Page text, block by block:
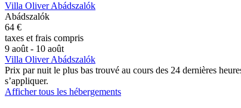
Villa Oliver Abádszalók
Abádszalók
64 €
taxes et frais compris
9 août - 10 août
Villa Oliver Abádszalók
Prix par nuit le plus bas trouvé au cours des 24 dernières
s’appliquer.
Afficher tous les hébergements